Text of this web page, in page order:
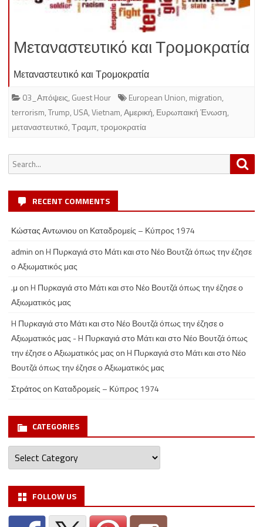
Μεταναστευτικό και Τρομοκρατία
Μεταναστευτικό και Τρομοκρατία
03_Απόψεις, Guest Hour European Union, migration,
terrorism,Trump, USA,Vietnam,Αμερική, Ευρωπαική Ένωση,
μεταναστευτικό,Τραμπ,τρομοκρατία
Search
for:
RECENT COMMENTS
Κώστας Αντωνιου on Καταδρομείς – Κύπρος 1974
admin onH Πυρκαγιά στο Μάτι και στο Νέο Βουτζά όπως την έζησε
ο Αξιωματικός μας
.μ onH Πυρκαγιά στο Μάτι και στο Νέο Βουτζά όπως την έζησε ο
Αξιωματικός μας
H Πυρκαγιά στο Μάτι και στο Νέο Βουτζά όπως την έζησε ο
Αξιωματικός μας - H Πυρκαγιά στο Μάτι και στο Νέο Βουτζά όπως
την έζησε ο Αξιωματικός μαςonH Πυρκαγιά στο Μάτι και στο Νέο
Βουτζά όπως την έζησε ο Αξιωματικός μας
Στράτοςon Καταδρομείς – Κύπρος 1974
CATEGORIES
Categories
FOLLOW US